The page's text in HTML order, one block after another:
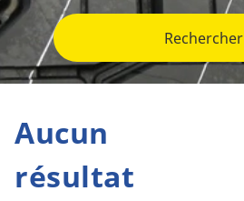
Rechercher
Aucun
résultat